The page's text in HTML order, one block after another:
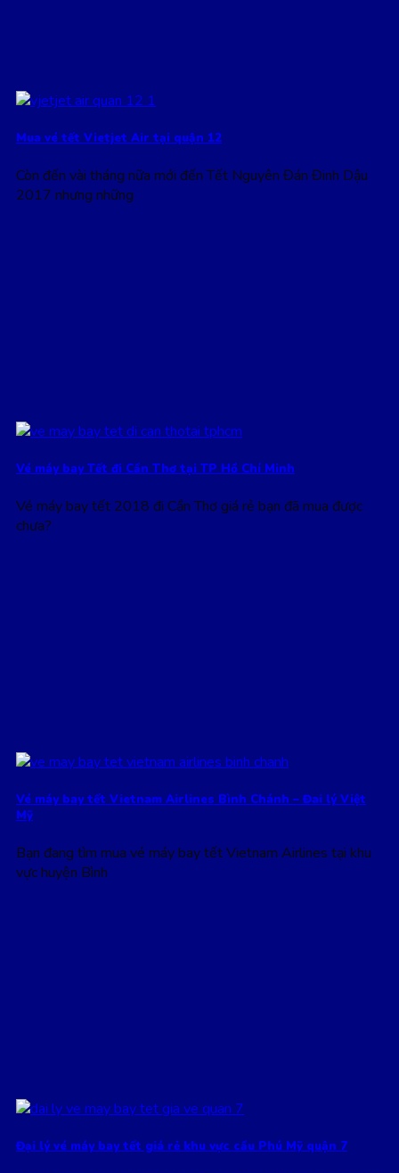
Mua vé tết Vietjet Air tại quận 12
Còn đến vài tháng nữa mới đến Tết Nguyên Đán Đinh Dậu
2017 nhưng những
Vé máy bay Tết đi Cần Thơ tại TP Hồ Chí Minh
Vé máy bay tết 2018 đi Cần Thơ giá rẻ bạn đã mua được
chưa?
Vé máy bay tết Vietnam Airlines Bình Chánh – Đai lý Việt
Mỹ
Bạn đang tìm mua vé máy bay tết Vietnam Airlines tại khu
vực huyện Bình
Đại lý vé máy bay tết giá rẻ khu vực cầu Phú Mỹ quận 7